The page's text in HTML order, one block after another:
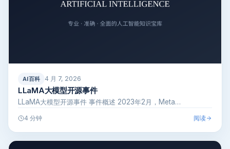
AI百科 4 月 7, 2026
LLaMA大模型开源事件
LLaMA大模型开源事件 事件概述 2023年2月，Meta…
4 分钟 阅读